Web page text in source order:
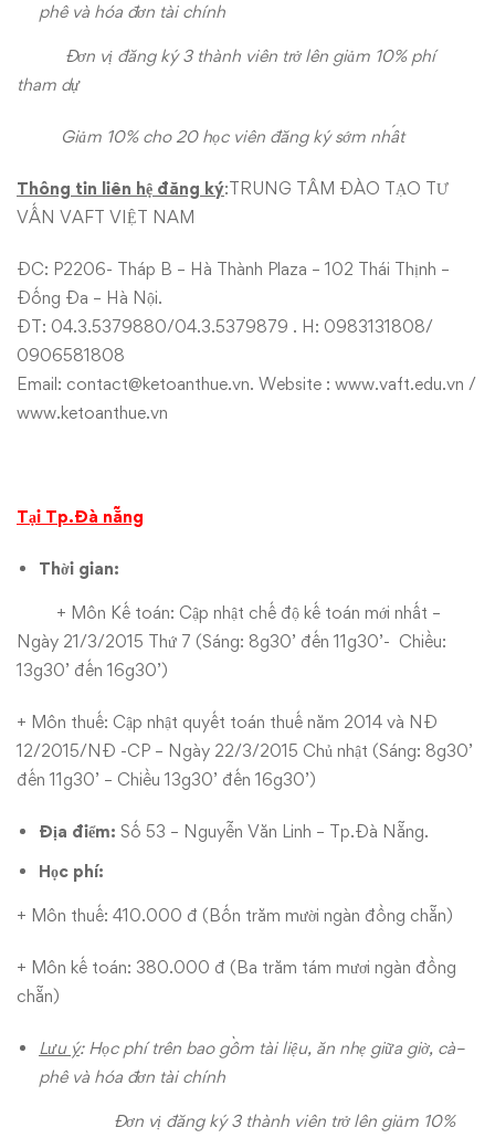
phê và hóa đơn tài chính
Đơn vị đăng ký 3 thành viên trở lên giảm 10% phí
tham dự
Giảm 10% cho 20 học viên đăng ký sớm nhất
Thông tin liên hệ đăng ký:TRUNG TÂM ĐÀO TẠO TƯ
VẤN VAFT VIỆT NAM
ĐC: P2206- Tháp B – Hà Thành Plaza – 102 Thái Thịnh –
Đống Đa – Hà Nội.
ĐT: 04.3.5379880/04.3.5379879 . H: 0983131808/
0906581808
Email: contact@ketoanthue.vn. Website : www.vaft.edu.vn /
www.ketoanthue.vn
Tại Tp.Đà nẵng
Thời gian:
+ Môn Kế toán: Cập nhật chế độ kế toán mới nhất –
Ngày 21/3/2015 Thứ 7 (Sáng: 8g30’ đến 11g30’- Chiều:
13g30’ đến 16g30’)
+ Môn thuế: Cập nhật quyết toán thuế năm 2014 và NĐ
12/2015/NĐ -CP – Ngày 22/3/2015 Chủ nhật (Sáng: 8g30’
đến 11g30’ – Chiều 13g30’ đến 16g30’)
Địa điểm: Số 53 – Nguyễn Văn Linh – Tp.Đà Nẵng.
Học phí:
+ Môn thuế: 410.000 đ (Bốn trăm mười ngàn đồng chẵn)
+ Môn kế toán: 380.000 đ (Ba trăm tám mươi ngàn đồng
chẵn)
Lưu ý: Học phí trên bao gồm tài liệu, ăn nhẹ giữa giờ, cà–
phê và hóa đơn tài chính
Đơn vị đăng ký 3 thành viên trở lên giảm 10%